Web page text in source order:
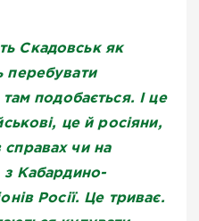
Скадовськ як
перебувати
подобається. І це
це й росіяни,
чи на
з Кабардино-
Росії. Це триває.